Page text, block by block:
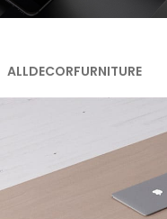
ALLDECORFURNITURE